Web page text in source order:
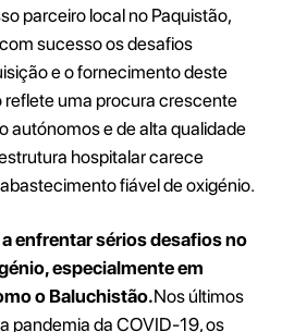
parceiro local no Paquistão,
sucesso os desafios
e o fornecimento deste
reflete uma procura crescente
autónomos e de alta qualidade
hospitalar carece
fiável de oxigénio.
enfrentar sérios desafios no
especialmente em
o Baluchistão.Nos últimos
pandemia da COVID-19, os